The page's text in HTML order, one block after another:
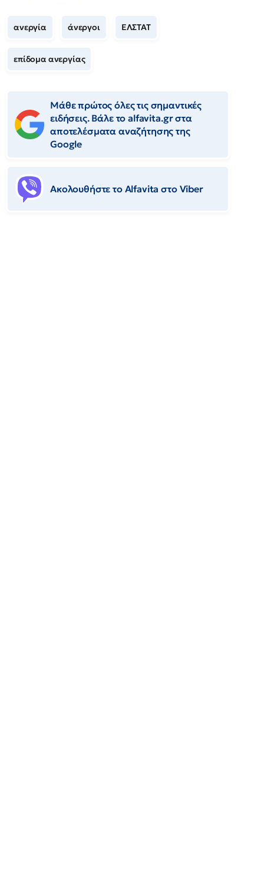
ανεργία άνεργοι ΕΛΣΤΑΤ
επίδομα ανεργίας
Μάθε πρώτος όλες τις σημαντικές
ειδήσεις. Βάλε το alfavita.gr στα
αποτελέσματα αναζήτησης της
Google
Ακολουθήστε το Αlfavita στο Viber